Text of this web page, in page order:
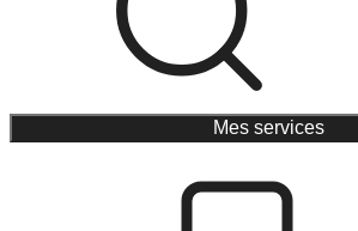
Mes services